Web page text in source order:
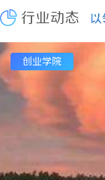
揭秘天津私家侦
济南私家侦探：
天津私家侦探揭
行业动态
创业学院